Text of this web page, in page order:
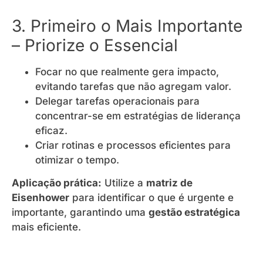
3. Primeiro o Mais Importante
– Priorize o Essencial
Focar no que realmente gera impacto,
evitando tarefas que não agregam valor.
Delegar tarefas operacionais para
concentrar-se em estratégias de liderança
eficaz.
Criar rotinas e processos eficientes para
otimizar o tempo.
Aplicação prática: Utilize a matriz de
Eisenhower para identificar o que é urgente e
importante, garantindo uma gestão estratégica
mais eficiente.